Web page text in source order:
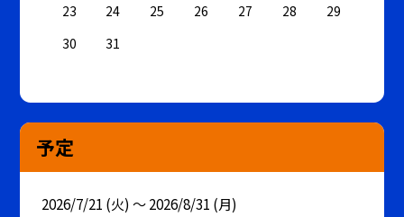
23
24 25 26 27 28
29
30
31
予定
2026/7/21 (火) ～ 2026/8/31 (月)